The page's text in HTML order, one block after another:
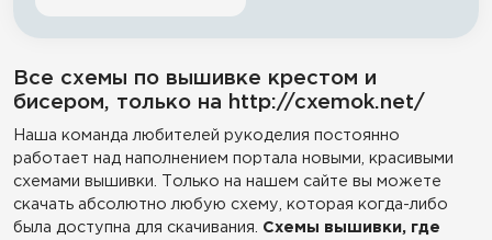
Все схемы по вышивке крестом и
бисером, только на http://cxemok.net/
Наша команда любителей рукоделия постоянно
работает над наполнением портала новыми, красивыми
схемами вышивки. Только на нашем сайте вы можете
скачать абсолютно любую схему, которая когда-либо
была доступна для скачивания. Схемы вышивки, где